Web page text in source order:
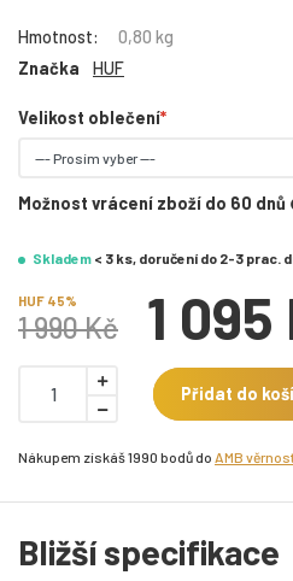
Hmotnost:
0,80 kg
Značka
HUF
Velikost oblečení
Možnost vrácení zboží do 60 dnů
Skladem < 3 ks, doručení do 2-3 prac.
HUF 45%
1 990 Kč 1 095
Přidat do
Nákupem získáš 1990 bodů do AMB
Bližší specifikace